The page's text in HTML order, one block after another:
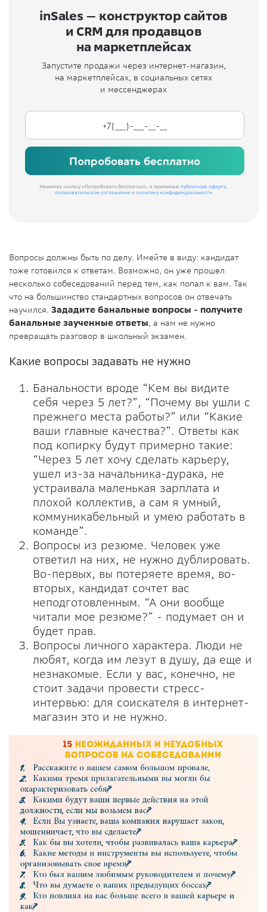
inSales — конструктор сайтов
и CRM для продавцов
на маркетплейсах
Запустите продажи через интернет-магазин,
на маркетплейсах, в социальных сетях
и мессенджерах
Попробовать бесплатно
Нажимая кнопку «Попробовать бесплатно», я принимаю публичную оферту,
пользовательское соглашение и политику конфиденциальности
Вопросы должны быть по делу. Имейте в виду: кандидат
тоже готовился к ответам. Возможно, он уже прошел
несколько собеседований перед тем, как попал к вам. Так
что на большинство стандартных вопросов он отвечать
научился. Зададите банальные вопросы - получите
банальные заученные ответы, а нам не нужно
превращать разговор в школьный экзамен.
Какие вопросы задавать не нужно
Банальности вроде “Кем вы видите
себя через 5 лет?”, “Почему вы ушли с
прежнего места работы?” или “Какие
ваши главные качества?”. Ответы как
под копирку будут примерно такие:
“Через 5 лет хочу сделать карьеру,
ушел из-за начальника-дурака, не
устраивала маленькая зарплата и
плохой коллектив, а сам я умный,
коммуникабельный и умею работать в
команде”.
Вопросы из резюме. Человек уже
ответил на них, не нужно дублировать.
Во-первых, вы потеряете время, во-
вторых, кандидат сочтет вас
неподготовленным. “А они вообще
читали мое резюме?” - подумает он и
будет прав.
Вопросы личного характера. Люди не
любят, когда им лезут в душу, да еще и
незнакомые. Если у вас, конечно, не
стоит задачи провести стресс-
интервью: для соискателя в интернет-
магазин это и не нужно.